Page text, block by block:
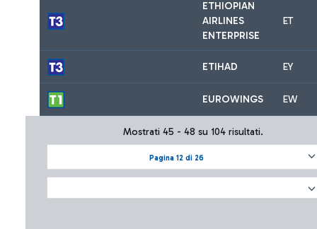
ETHIOPIAN
AIRLINES
ENTERPRISE
ET
ETIHAD EY
EUROWINGS EW
Pagina 12 di 26
Mostrati 45 - 48 su 104 risultati.